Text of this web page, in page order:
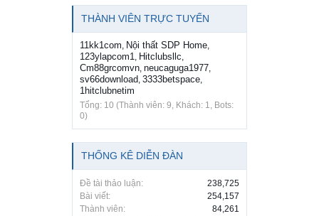
THÀNH VIÊN TRỰC TUYẾN
11kk1com, Nội thất SDP Home,
123ylapcom1, Hitclubsllc,
Cm88grcomvn, neucaguga1977,
sv66download, 3333betspace,
1hitclubnetim
Tổng: 10 (Thành viên: 9, Khách: 1, Bots:
0)
THỐNG KÊ DIỄN ĐÀN
Đề tài thảo luận:
238,725
Bài viết:
254,157
Thành viên:
84,261